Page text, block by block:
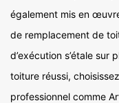
également mis en
de remplacement de
d’exécution s’étale sur
toiture réussi,
professionnel comme